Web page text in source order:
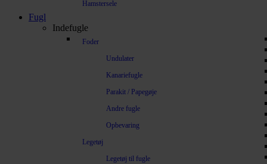
Hamstersele
Fugl
Indefugle
Foder
Undulater
Kanariefugle
Parakit / Papegøje
Andre fugle
Opbevaring
Legetøj
Legetøj til fugle